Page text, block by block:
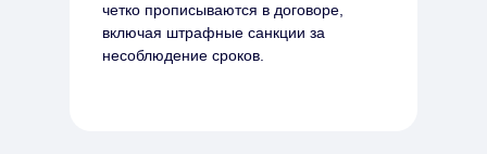
четко прописываются в договоре,
включая штрафные санкции за
несоблюдение сроков.